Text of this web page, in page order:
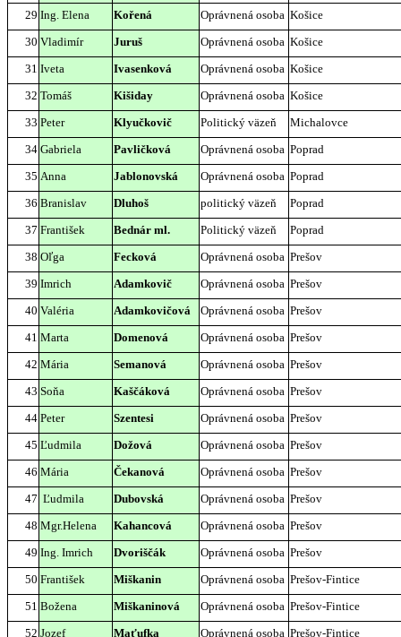
29 Ing. Elena Kořená Oprávnená osoba Košice
30 Vladimír Juruš Oprávnená osoba Košice
31 Iveta Ivasenková Oprávnená osoba Košice
32 Tomáš Kišiday Oprávnená osoba Košice
33 Peter Klyučkovič Politický väzeň
Michalovce
34 Gabriela Pavličková Oprávnená osoba Poprad
35 Anna Jablonovská Oprávnená osoba Poprad
36 Branislav Dluhoš politický väzeň
Poprad
37 František Bednár ml. Politický väzeň
Poprad
38 Oľga Fecková Oprávnená osoba Prešov
39 Imrich Adamkovič Oprávnená osoba Prešov
40 Valéria Adamkovičová Oprávnená osoba Prešov
41 Marta Domenová Oprávnená osoba Prešov
42 Mária Semanová Oprávnená osoba Prešov
43 Soňa Kaščáková Oprávnená osoba Prešov
44 Peter Szentesi Oprávnená osoba Prešov
45 Ľudmila Dožová Oprávnená osoba Prešov
46 Mária Čekanová Oprávnená osoba Prešov
47 Ľudmila Dubovská Oprávnená osoba Prešov
48 Mgr.Helena Kahancová Oprávnená osoba Prešov
49 Ing. Imrich Dvoriščák Oprávnená osoba Prešov
50 František Miškanin Oprávnená osoba Prešov-Fintice
51 Božena Miškaninová Oprávnená osoba Prešov-Fintice
52 Jozef Maťufka Oprávnená osoba Prešov-Fintice